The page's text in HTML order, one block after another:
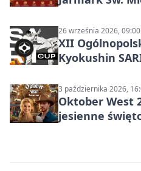
26 września 2026, 09:00
XII
Kyokushin
3 października 2026,
Oktober West
jesienne